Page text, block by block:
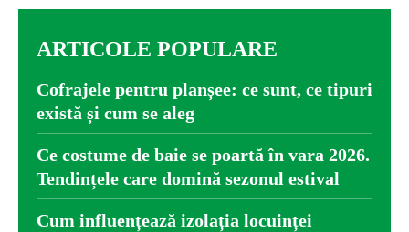
ARTICOLE POPULARE
Cofrajele pentru planșee: ce sunt, ce tipuri
există și cum se aleg
Ce costume de baie se poartă în vara 2026.
Tendințele care domină sezonul estival
Cum influențează izolația locuinței